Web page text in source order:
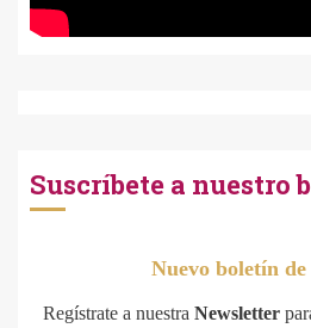
Suscríbete a nuestro
Nuevo boletín
Regístrate a nuestra Newsletter